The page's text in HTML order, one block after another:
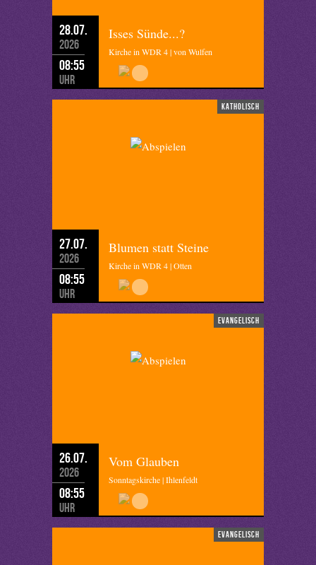
28.07.
2026
08:55
Uhr
Isses Sünde...?
Kirche in WDR 4 | von Wulfen
katholisch
27.07.
2026
08:55
Uhr
Blumen statt Steine
Kirche in WDR 4 | Otten
evangelisch
26.07.
2026
08:55
Uhr
Vom Glauben
Sonntagskirche | Ihlenfeldt
evangelisch